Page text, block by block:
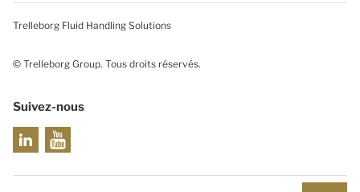
Trelleborg Fluid Handling Solutions
© Trelleborg Group. Tous droits réservés.
Suivez-nous